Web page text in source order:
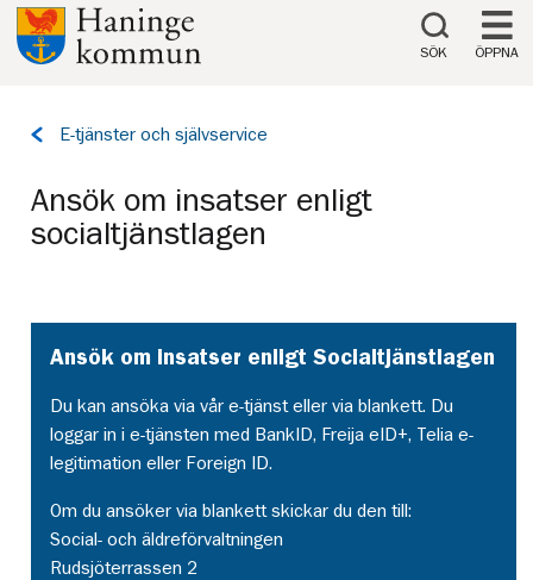
Till innehåll på sidan
SÖK ÖPPNA
Tillbaka
E-tjänster och självservice
Ansök om insatser enligt
socialtjänstlagen
Ansök om insatser enligt Socialtjänstlagen
Du kan ansöka via vår e-tjänst eller via blankett. Du
loggar in i e-tjänsten med BankID, Freija eID+, Telia e-
legitimation eller Foreign ID.
Om du ansöker via blankett skickar du den till:
Social- och äldreförvaltningen
Rudsjöterrassen 2